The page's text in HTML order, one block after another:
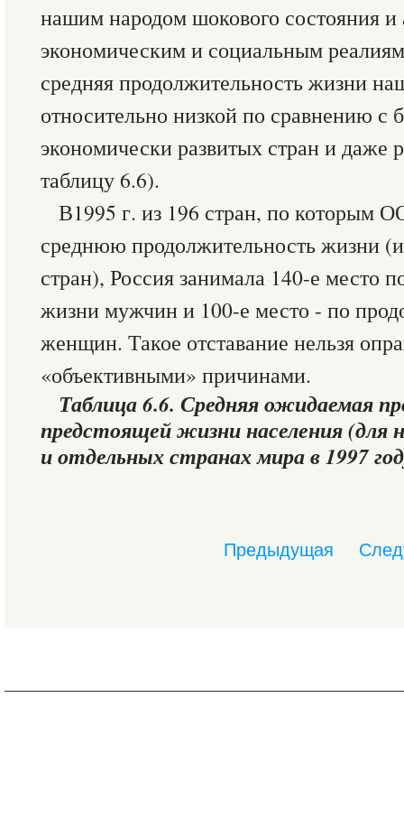
нашим народом шокового состояния
экономическим и социальным
средняя продолжительность жизни
относительно низкой по сравнению с
экономически развитых стран и даже
таблицу 6.6).
В1995 г. из 196 стран, по которым
среднюю продолжительность жизни
стран), Россия занимала 140-е место
жизни мужчин и 100-е место - по
женщин. Такое отставание нельзя
«объективными» причинами.
Таблица 6.6. Средняя ожидаемая
предстоящей жизни населения (для
и отдельных странах мира в 1997
Предыдущая